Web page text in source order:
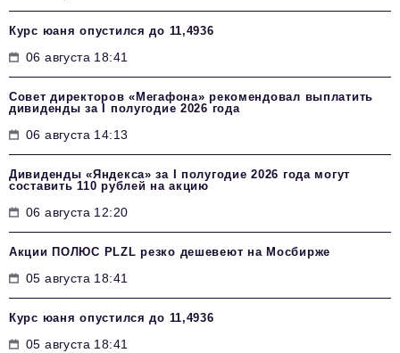
Курс юаня опустился до 11,4936
06 августа 18:41
Совет директоров «Мегафона» рекомендовал выплатить
дивиденды за I полугодие 2026 года
06 августа 14:13
Дивиденды «Яндекса» за I полугодие 2026 года могут
составить 110 рублей на акцию
06 августа 12:20
Акции ПОЛЮС PLZL резко дешевеют на Мосбирже
05 августа 18:41
Курс юаня опустился до 11,4936
05 августа 18:41